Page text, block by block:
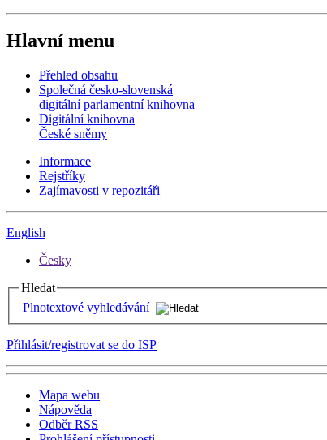
Hlavní menu
Přehled obsahu
Společná česko-slovenská
digitální parlamentní knihovna
Digitální knihovna
České sněmy
Informace
Rejstříky
Zajímavosti v repozitáři
English
Česky
Hledat
Plnotextové vyhledávání
Přihlásit/registrovat se do ISP
Mapa webu
Nápověda
Odběr RSS